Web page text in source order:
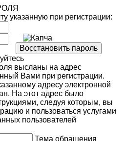
указанную при регистрации:
высланы на адрес
Вами при регистрации.
адресу электронной
На этот адрес было
следуя которым, вы
и пользоваться услугами
пользователей
Тема обращения